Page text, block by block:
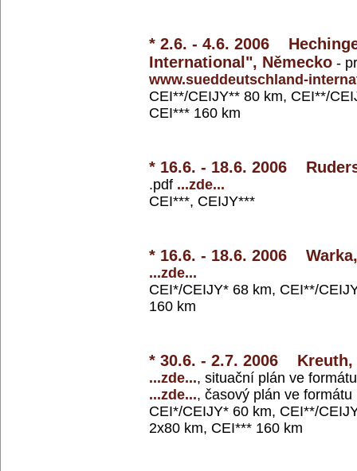
* 2.6. - 4.6. 2006
International", Německo -
www.sueddeutschland-
CEI**/CEIJY** 80 km, CEI**/
CEI*** 160 km
* 16.6. - 18.6. 2006
.pdf ...zde...
CEI***, CEIJY***
* 16.6. - 18.6. 2006
...zde...
CEI*/CEIJY* 68 km, CEI**/
160 km
* 30.6. - 2.7. 2006 Kreuth,
...zde..., situační plán ve
...zde..., časový plán ve
CEI*/CEIJY* 60 km, CEI**/
2x80 km, CEI*** 160 km